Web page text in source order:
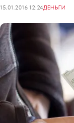
15.01.2016 12:24ДЕНЬГИ